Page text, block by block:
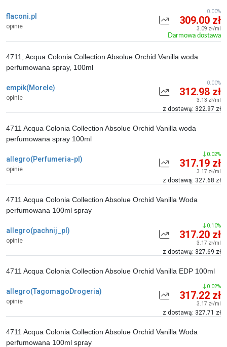
flaconi.pl
opinie 309.00 zł
3.09 zł/ml
Darmowa dostawa
0.00%
empik(Morele)
opinie
4711, Acqua Colonia Collection Absolue Orchid Vanilla woda
perfumowana spray, 100ml
312.98 zł
3.13 zł/ml
z dostawą: 322.97 zł
0.00%
allegro(Perfumeria-pl)
opinie
4711 Acqua Colonia Collection Absolue Orchid Vanilla woda
perfumowana spray 100ml
317.19 zł
3.17 zł/ml
z dostawą: 327.68 zł
0.02%
allegro(pachnij_pl)
opinie
4711 Acqua Colonia Collection Absolue Orchid Vanilla Woda
perfumowana 100ml spray
317.20 zł
3.17 zł/ml
z dostawą: 327.69 zł
0.10%
allegro(TagomagoDrogeria)
opinie
4711 Acqua Colonia Collection Absolue Orchid Vanilla EDP 100ml
317.22 zł
3.17 zł/ml
z dostawą: 327.71 zł
0.02%
4711 Acqua Colonia Collection Absolue Orchid Vanilla Woda
perfumowana 100ml spray